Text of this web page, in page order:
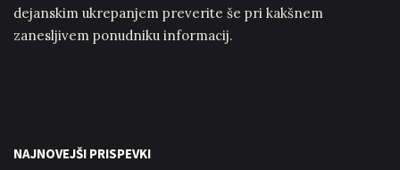
dejanskim ukrepanjem preverite še pri kakšnem
zanesljivem ponudniku informacij.
NAJNOVEJŠI PRISPEVKI